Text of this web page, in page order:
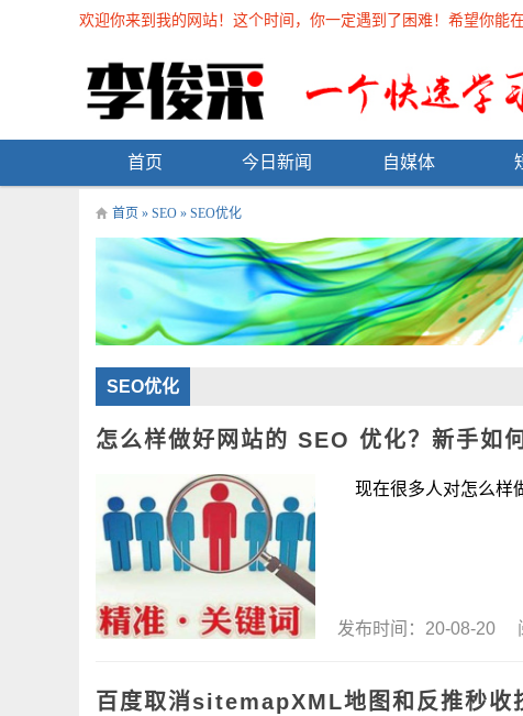
欢迎你来到我的网站！这个时间，你一定遇到了困难！希望你能
首页 今日新闻 自媒体
首页 » SEO » SEO优化
SEO优化
怎么样做好网站的 SEO 优化？新手如
现在很多人对怎么样
发布时间：20-08-20
百度取消sitemapXML地图和反推秒收